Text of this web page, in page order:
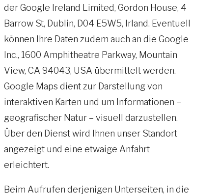
der Google Ireland Limited, Gordon House, 4
Barrow St, Dublin, D04 E5W5, Irland. Eventuell
können Ihre Daten zudem auch an die Google
Inc., 1600 Amphitheatre Parkway, Mountain
View, CA 94043, USA übermittelt werden.
Google Maps dient zur Darstellung von
interaktiven Karten und um Informationen –
geografischer Natur – visuell darzustellen.
Über den Dienst wird Ihnen unser Standort
angezeigt und eine etwaige Anfahrt
erleichtert.
Beim Aufrufen derjenigen Unterseiten, in die